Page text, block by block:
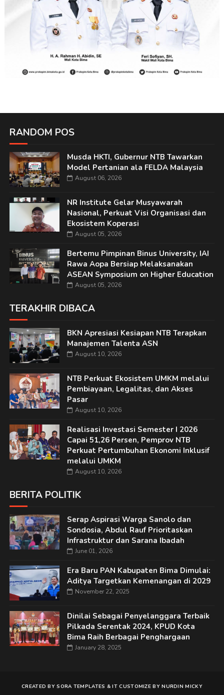
RANDOM POS
Musda HKTI, Gubernur NTB Tawarkan
Model Pertanian ala FELDA Malaysia
August 06, 2026
NR Institute Gelar Musyawarah
Nasional, Perkuat Visi Organisasi dan
Ekosistem Koperasi
August 05, 2026
Bertemu Pimpinan Binus University, IAI
Rawa Aopa Bersiap Melaksanakan
ASEAN Symposium on Higher Education
August 05, 2026
TERAKHIR DIBACA
BKN Apresiasi Kesiapan NTB Terapkan
Manajemen Talenta ASN
August 10, 2026
NTB Perkuat Ekosistem UMKM melalui
Pembiayaan, Legalitas, dan Akses
Pasar
August 10, 2026
Realisasi Investasi Semester I 2026
Capai 51,26 Persen, Pemprov NTB
Perkuat Pertumbuhan Ekonomi Inklusif
melalui UMKM
August 10, 2026
BERITA POLITIK
Serap Aspirasi Warga Sanolo dan
Sondosia, Abdul Rauf Prioritaskan
Infrastruktur dan Sarana Ibadah
June 01, 2026
Era Baru PAN Kabupaten Bima Dimulai:
Aditya Targetkan Kemenangan di 2029
November 22, 2025
Dinilai Sebagai Penyelanggara Terbaik
Pilkada Serentak 2024, KPUD Kota
Bima Raih Berbagai Penghargaan
January 28, 2025
CREATED BYSORA TEMPLATES &IT CUSTOMIZE BYNURDIN MICKY